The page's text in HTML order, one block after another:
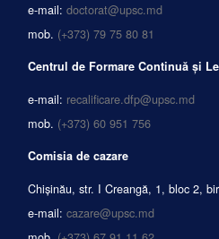
e-mail: doctorat@upsc.md
mob. (+373) 79 75 80 81
Centrul de Formare Continuă și
e-mail: recalificare.dfp@upsc.md
mob. (+373) 60 951 756
Comisia de cazare
Chișinău, str. I Creangă, 1, bloc 2,
e-mail: cazare@upsc.md